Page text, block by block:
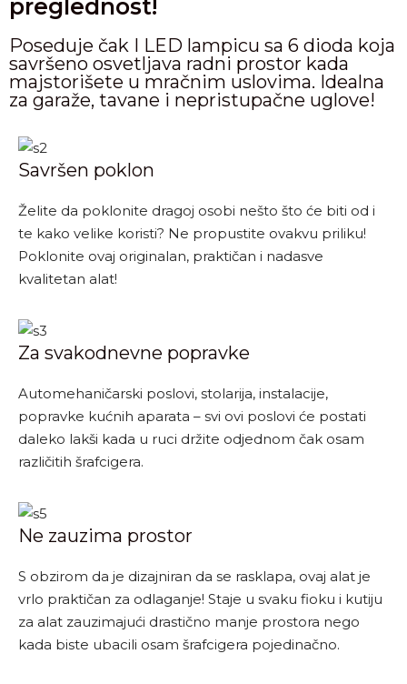
preglednost!
Poseduje čak I LED lampicu sa 6 dioda koja
savršeno osvetljava radni prostor kada
majstorišete u mračnim uslovima. Idealna
za garaže, tavane i nepristupačne uglove!
Savršen poklon
Želite da poklonite dragoj osobi nešto što će biti od i
te kako velike koristi? Ne propustite ovakvu priliku!
Poklonite ovaj originalan, praktičan i nadasve
kvalitetan alat!
Za svakodnevne popravke
Automehaničarski poslovi, stolarija, instalacije,
popravke kućnih aparata – svi ovi poslovi će postati
daleko lakši kada u ruci držite odjednom čak osam
različitih šrafcigera.
Ne zauzima prostor
S obzirom da je dizajniran da se rasklapa, ovaj alat je
vrlo praktičan za odlaganje! Staje u svaku fioku i kutiju
za alat zauzimajući drastično manje prostora nego
kada biste ubacili osam šrafcigera pojedinačno.